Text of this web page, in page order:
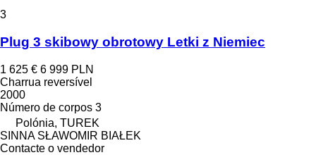
3
Plug 3 skibowy obrotowy Letki z Niemiec
1 625 € 6 999 PLN
Charrua reversível
2000
Número de corpos 3
Polónia, TUREK
SINNA SŁAWOMIR BIAŁEK
Contacte o vendedor